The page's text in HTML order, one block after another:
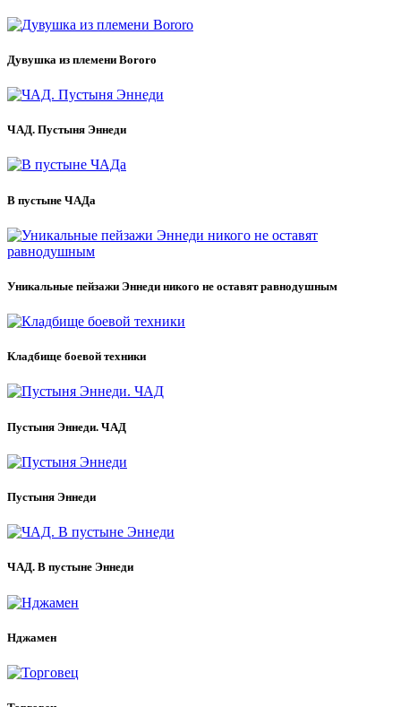
Дувушка из племени Bororo
ЧАД. Пустыня Эннеди
В пустыне ЧАДа
Уникальные пейзажи Эннеди никого не оставят равнодушным
Кладбище боевой техники
Пустыня Эннеди. ЧАД
Пустыня Эннеди
ЧАД. В пустыне Эннеди
Нджамен